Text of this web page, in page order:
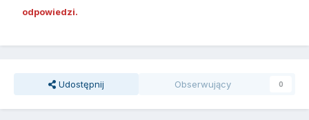
odpowiedzi.
Udostępnij Obserwujący 0